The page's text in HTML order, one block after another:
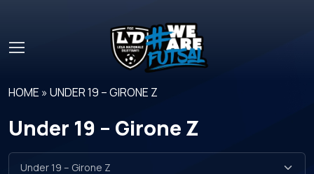
HOME »UNDER 19 – GIRONE Z
Under 19 – Girone Z